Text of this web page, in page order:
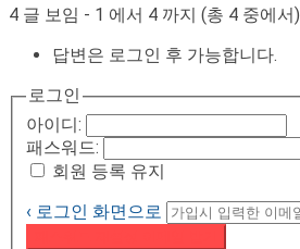
4 글 보임 - 1 에서 4 까지 (총 4 중에서)
답변은 로그인 후 가능합니다.
로그인
아이디:
패스워드:
회원 등록 유지
‹ 로그인 화면으로